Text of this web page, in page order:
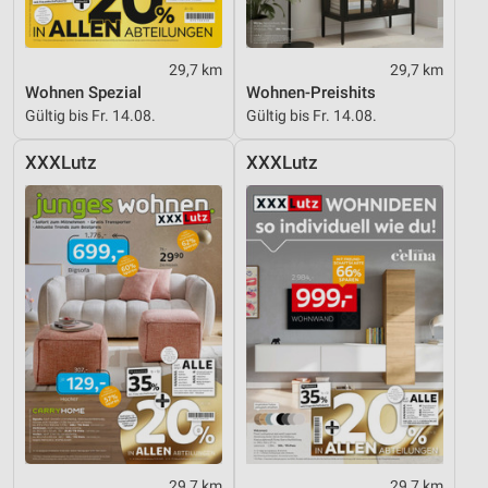
29,7 km
Wohnen Spezial
Gültig bis Fr. 14.08.
29,7 km
Wohnen-Preishits
Gültig bis Fr. 14.08.
XXXLutz XXXLutz
Geräte anhand von aktiv angeforderten
Informationen identifizieren
Nicht-IAB-Verarbeitungszwecke:
Notwendig
Performance
Funktional
Werbung